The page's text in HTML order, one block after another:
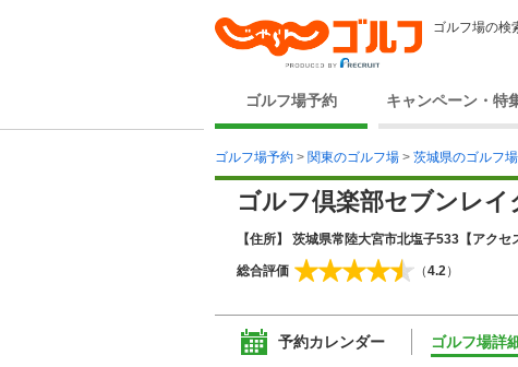
ゴルフ場の検
ゴルフ場予約 キャンペーン・特
ゴルフ場予約 > 関東のゴルフ場 > 茨城県のゴルフ場
ゴルフ倶楽部セブンレイ
【住所】 茨城県常陸大宮市北塩子533 【アク
総合評価 （4.2）
予約カレンダー ゴルフ場詳